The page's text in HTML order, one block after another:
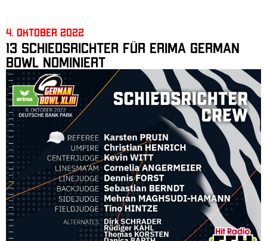
4. Oktober 2022
13 Schiedsrichter für ERIMA German
Bowl nominiert